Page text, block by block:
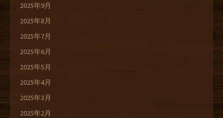
2025年9月
2025年8月
2025年7月
2025年6月
2025年5月
2025年4月
2025年3月
2025年2月